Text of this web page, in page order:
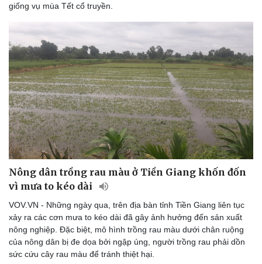
giống vụ mùa Tết cổ truyền.
Nông dân trồng rau màu ở Tiền Giang khốn đốn
vì mưa to kéo dài
VOV.VN - Những ngày qua, trên địa bàn tỉnh Tiền Giang liên tục
xảy ra các cơn mưa to kéo dài đã gây ảnh hưởng đến sản xuất
nông nghiệp. Đặc biệt, mô hình trồng rau màu dưới chân ruộng
của nông dân bị đe dọa bởi ngập úng, người trồng rau phải dồn
sức cứu cây rau màu để tránh thiệt hại.